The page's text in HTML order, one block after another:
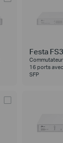
Festa
16 ports
SFP